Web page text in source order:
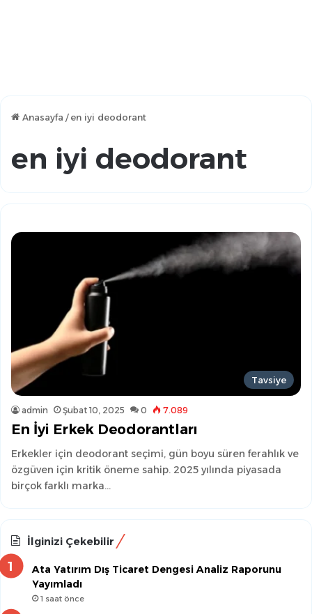
Anasayfa / en iyi deodorant
en iyi deodorant
Tavsiye
admin Şubat 10, 2025 0 7.089
En İyi Erkek Deodorantları
Erkekler için deodorant seçimi, gün boyu süren ferahlık ve
özgüven için kritik öneme sahip. 2025 yılında piyasada
birçok farklı marka…
İlginizi Çekebilir
Ata Yatırım Dış Ticaret Dengesi Analiz Raporunu
Yayımladı
1 saat önce